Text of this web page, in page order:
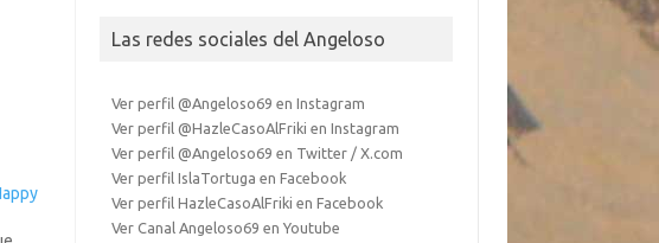
Las redes sociales del Angeloso
Ver perfil @Angeloso69 en Instagram
Ver perfil @HazleCasoAlFriki en Instagram
Ver perfil @Angeloso69 en Twitter / X.com
Ver perfil IslaTortuga en Facebook
Ver perfil HazleCasoAlFriki en Facebook
Ver Canal Angeloso69 en Youtube